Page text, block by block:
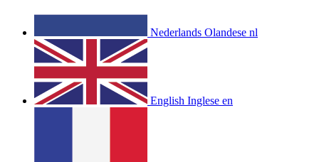
Nederlands Olandese nl
English Inglese en